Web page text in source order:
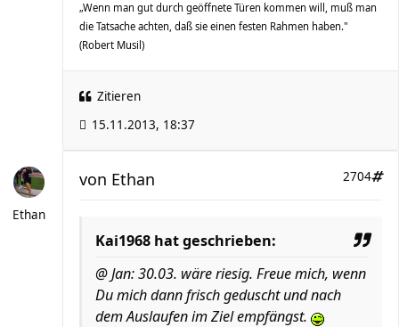
„Wenn man gut durch geöffnete Türen kommen will, muß man
die Tatsache achten, daß sie einen festen Rahmen haben."
(Robert Musil)
Zitieren
15.11.2013, 18:37
Ethan
2704
von Ethan
Kai1968 hat geschrieben:
@ Jan: 30.03. wäre riesig. Freue mich, wenn
Du mich dann frisch geduscht und nach
dem Auslaufen im Ziel empfängst.